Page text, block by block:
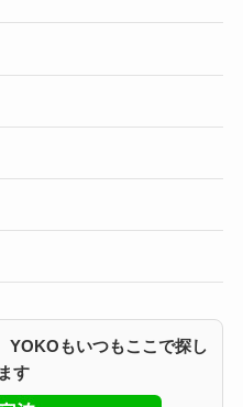
もいつもここで探し
す